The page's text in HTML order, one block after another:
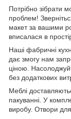
Потрібно зібрати
проблем!
макет за вашими
вписалася в
Наші фабричні
дає змогу нам
ціною.
без додаткових
Меблі
пакуванні. У
виробу. Отвори